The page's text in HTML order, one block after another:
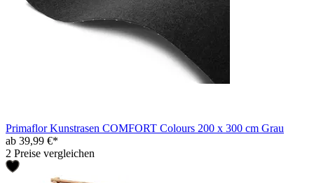
Primaflor Kunstrasen COMFORT Colours 200 x 300 cm Grau
ab 39,99 €*
2 Preise vergleichen